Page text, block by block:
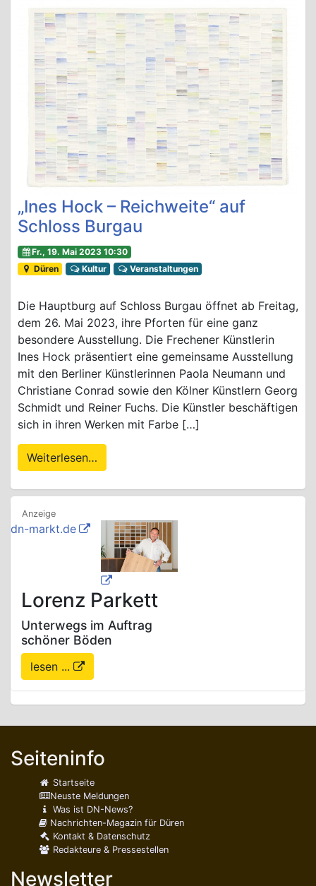
„Ines Hock – Reichweite“ auf
Schloss Burgau
Fr., 19. Mai 2023 10:30
Düren
Kultur Veranstaltungen
Die Hauptburg auf Schloss Burgau öffnet ab Freitag,
dem 26. Mai 2023, ihre Pforten für eine ganz
besondere Ausstellung. Die Frechener Künstlerin
Ines Hock präsentiert eine gemeinsame Ausstellung
mit den Berliner Künstlerinnen Paola Neumann und
Christiane Conrad sowie den Kölner Künstlern Georg
Schmidt und Reiner Fuchs. Die Künstler beschäftigen
sich in ihren Werken mit Farbe […]
Weiterlesen…
dn-markt.de
Lorenz Parkett
Unterwegs im Auftrag
schöner Böden
lesen ...
Seiteninfo
Startseite
Neuste Meldungen
Was ist DN-News?
Nachrichten-Magazin für Düren
Kontakt & Datenschutz
Redakteure & Pressestellen
Newsletter